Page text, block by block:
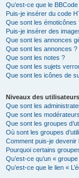
Qu’est-ce que le BBCode
Puis-je insérer du code
Que sont les émoticônes
Puis-je insérer des
Que sont les annonces
Que sont les annonces ?
Que sont les notes ?
Que sont les sujets
Que sont les icônes de
Niveaux des
Que sont les
Que sont les
Que sont les groupes
Où sont les groupes
Comment puis-je devenir
Pourquoi certains
Qu’est-ce qu’un «
Qu’est-ce que le lien «